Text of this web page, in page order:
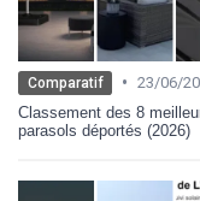
Comparatif • 23/06/
Classement des 8
parasols déportés (2026)